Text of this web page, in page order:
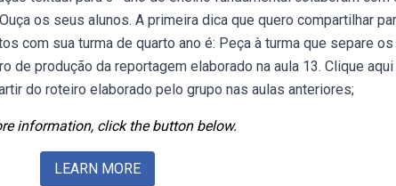
os seus alunos. A primeira dica que quero compartilhar
com sua turma de quarto ano é: Peça à turma que separe
de produção da reportagem elaborado na aula 13. Clique aqui
do roteiro elaborado pelo grupo nas aulas anteriores;
information, click the button below.
LEARN MORE